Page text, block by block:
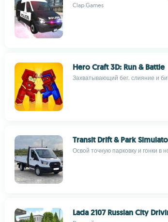
Clap Games
Hero Craft 3D: Run & Battle
Захватывающий бег, слияние и
Transit Drift & Park
Освой точную парковку и гонки в
Lada 2107 Russian City